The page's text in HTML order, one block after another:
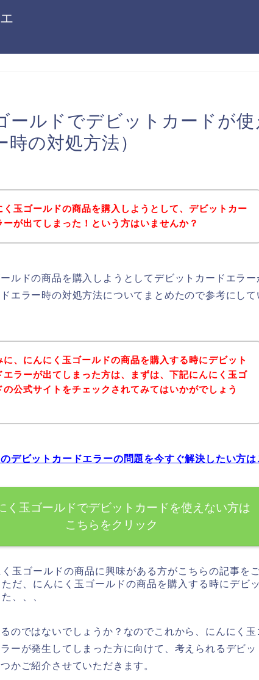
ールドでデビットカードが使
の対処方法）
く玉ゴールドの商品を購入しようとして、デビットカー
ーが出てしまった！という方はいませんか？
ルドの商品を購入しようとしてデビットカードエラー
エラー時の対処方法についてまとめたので参考にして
に、にんにく玉ゴールドの商品を購入する時にデビット
エラーが出てしまった方は、まずは、下記にんにく玉ゴ
の公式サイトをチェックされてみてはいかがでしょう
デビットカードエラーの問題を今すぐ解決したい方は
く玉ゴールドでデビットカードを使えない方は
こちらをクリック
玉ゴールドの商品に興味がある方がこちらの記事を
だ、にんにく玉ゴールドの商品を購入する時にデビ
、、、
のではないでしょうか？なのでこれから、にんにく玉
ーが発生してしまった方に向けて、考えられるデビッ
かご紹介させていただきます。